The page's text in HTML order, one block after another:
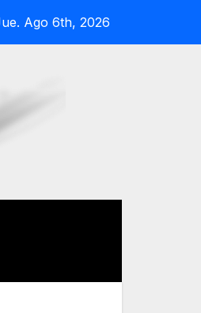
su programa con deporte,
Ago 6th, 2026